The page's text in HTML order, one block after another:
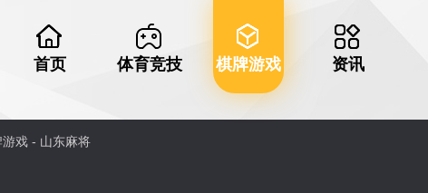
首页 体育竞技 棋牌游戏 资讯
游戏 - 山东麻将